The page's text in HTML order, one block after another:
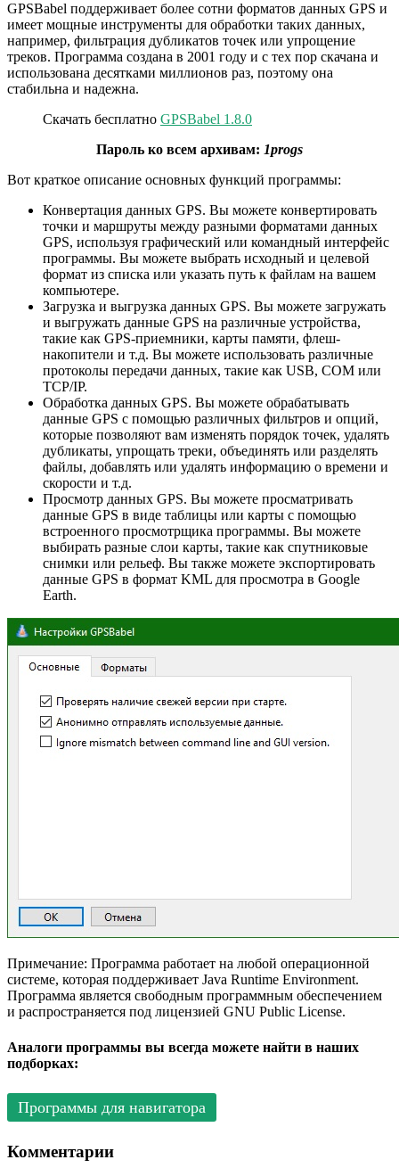
GPSBabel поддерживает более сотни форматов данных GPS и
имеет мощные инструменты для обработки таких данных,
например, фильтрация дубликатов точек или упрощение
треков. Программа создана в 2001 году и с тех пор скачана и
использована десятками миллионов раз, поэтому она
стабильна и надежна.
Скачать бесплатно GPSBabel 1.8.0
Пароль ко всем архивам: 1progs
Вот краткое описание основных функций программы:
Конвертация данных GPS. Вы можете конвертировать
точки и маршруты между разными форматами данных
GPS, используя графический или командный интерфейс
программы. Вы можете выбрать исходный и целевой
формат из списка или указать путь к файлам на вашем
компьютере.
Загрузка и выгрузка данных GPS. Вы можете загружать
и выгружать данные GPS на различные устройства,
такие как GPS-приемники, карты памяти, флеш-
накопители и т.д. Вы можете использовать различные
протоколы передачи данных, такие как USB, COM или
TCP/IP.
Обработка данных GPS. Вы можете обрабатывать
данные GPS с помощью различных фильтров и опций,
которые позволяют вам изменять порядок точек, удалять
дубликаты, упрощать треки, объединять или разделять
файлы, добавлять или удалять информацию о времени и
скорости и т.д.
Просмотр данных GPS. Вы можете просматривать
данные GPS в виде таблицы или карты с помощью
встроенного просмотрщика программы. Вы можете
выбирать разные слои карты, такие как спутниковые
снимки или рельеф. Вы также можете экспортировать
данные GPS в формат KML для просмотра в Google
Earth.
Примечание: Программа работает на любой операционной
системе, которая поддерживает Java Runtime Environment.
Программа является свободным программным обеспечением
и распространяется под лицензией GNU Public License.
Аналоги программы вы всегда можете найти в наших
подборках:
Программы для навигатора
Комментарии